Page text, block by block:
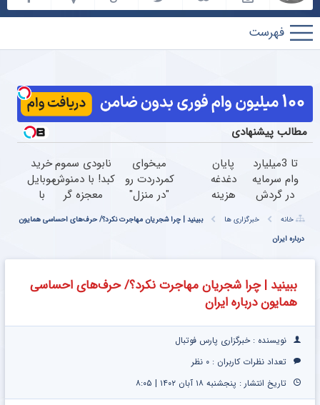
پارس
فوتبال
مطالب پیشنهادی
تا 3میلیارد
وام سرمایه
در گردش
=>
فروشگاهت
رو ثبت
پایان
دغدغه
هزینه
دندان
با پک
کننده
خانگی
میخوای
کمردردت رو
"در منزل"
(◂فیلم +
نابودی سموم
کبد! با دمنوش
معجزه گر
گیاهی+ضمانت
مرجوعیfile:///C:/Users
خرید
موبایل
با
پی |
قسط
سود و
خانه خبرگزاری ها
ببینید | چرا شجریان مهاجرت نکرد؟/ حرف‌های احساسی همایون
درباره ایران
ببینید | چرا شجریان مهاجرت نکرد؟/ حرف‌های احساسی
همایون درباره ایران
نویسنده : خبرگزاری پارس فوتبال
تعداد نظرات کاربران : ۰ نظر
تاریخ انتشار : پنجشنبه ۱۸ آبان ۱۴۰۲ | ۸:۰۵